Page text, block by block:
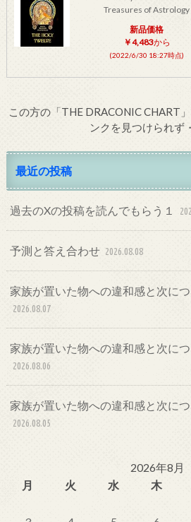
Treasures of Astrology
新品価格
￥4,483から
(2022/6/30 18:27時点)
この方の「THE DRACONIC CHART
ンクを見つけられず
最近の投稿
過去のXの投稿を読んでもらう１
予測と答え合わせ 2026.08.08
家族が置いた物への違和感と次に
2026.08.07
家族が置いた物への違和感と次に
2026.08.06
家族が置いた物への違和感と次に
2026.08.05
2026年8月
月
火 水 木